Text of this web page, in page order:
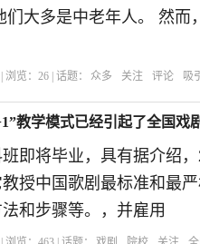
大多是中老年人。 然
| 浏览： 26 | 话题： 众多 关注 评论 吸引
教学模式已经引起了全国戏
即将毕业，具有据介绍
授中国歌剧最标准和最
和步骤等。，并雇用